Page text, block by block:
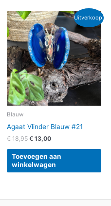
Uitverkoop!
Blauw
Agaat Vlinder Blauw #21
€18,95
Oorspronkelijke
prijs
was:
€ 18,95.
€ 13,00
Huidige
prijs
is:
€ 13,00.
Toevoegen aan
winkelwagen